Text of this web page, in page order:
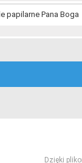
papilarne Pana Boga
Dzięki